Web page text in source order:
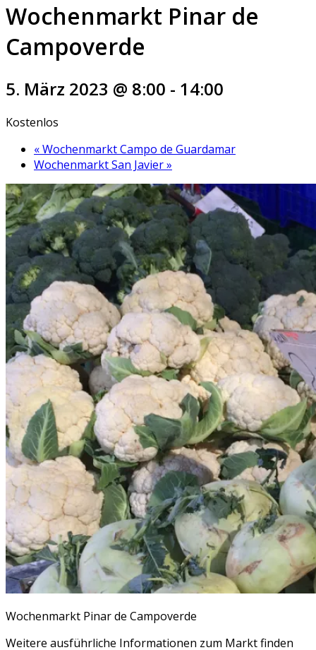
Wochenmarkt Pinar de
Campoverde
5. März 2023 @ 8:00 - 14:00
Kostenlos
«Wochenmarkt Campo de Guardamar
Wochenmarkt San Javier»
Wochenmarkt Pinar de Campoverde
Weitere ausführliche Informationen zum Markt finden